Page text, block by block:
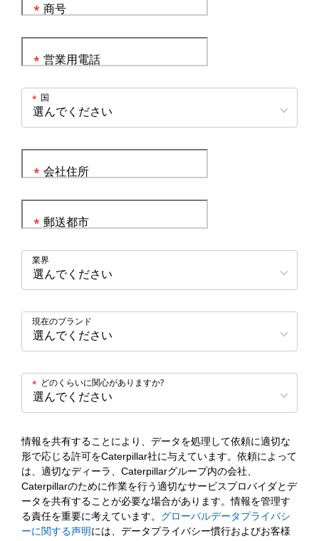
商号
*
営業用電話
*
国
*
会社住所
*
郵送都市
*
業界
現在のブランド
どのくらいに関心がありますか?
*
情報を共有することにより、データを処理して依頼に適切な
形で応じる許可をCaterpillar社に与えています。依頼によって
は、適切なディーラ、Caterpillarグループ内の会社、
Caterpillarのために作業を行う適切なサービスプロバイダとデ
ータを共有することが必要な場合があります。情報を管理す
る責任を重要に考えています。 グローバルデータプライバシ
ーに関する声明には、データプライバシー慣行およびお客様